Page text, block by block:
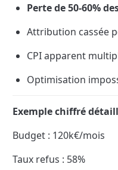
Perte de 50-60%
Attribution cassée
CPI apparent
Optimisation
Exemple chiffré
Budget : 120k€/mois
Taux refus : 58%